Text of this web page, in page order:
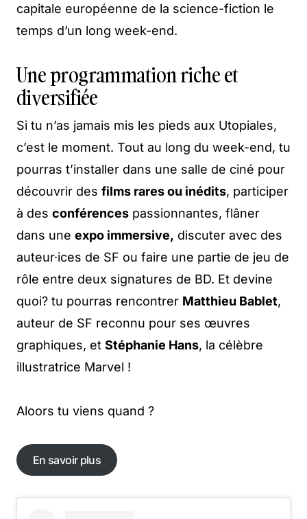
capitale européenne de la science-fiction le
temps d’un long week-end.
Une programmation riche et
diversifiée
Si tu n’as jamais mis les pieds aux Utopiales,
c’est le moment. Tout au long du week-end, tu
pourras t’installer dans une salle de ciné pour
découvrir des films rares ou inédits, participer
à des conférences passionnantes, flâner
dans une expo immersive, discuter avec des
auteur·ices de SF ou faire une partie de jeu de
rôle entre deux signatures de BD. Et devine
quoi? tu pourras rencontrer Matthieu Bablet,
auteur de SF reconnu pour ses œuvres
graphiques, et Stéphanie Hans, la célèbre
illustratrice Marvel !
Aloors tu viens quand ?
En savoir plus
En savoir plus